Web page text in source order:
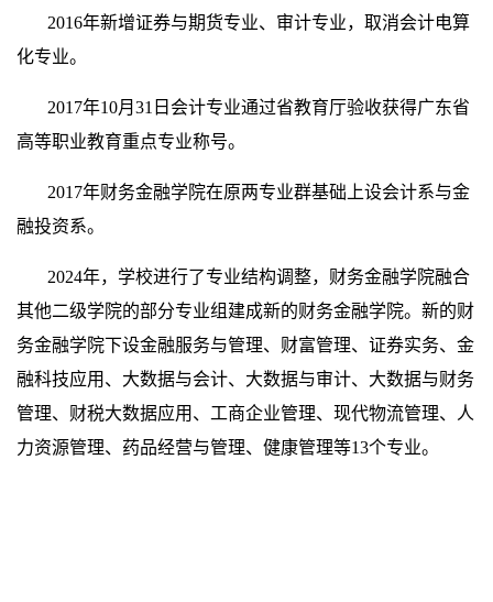
2016年新增证券与期货专业、审计专业，取消会计电算
化专业。
2017年10月31日会计专业通过省教育厅验收获得广东省
高等职业教育重点专业称号。
2017年财务金融学院在原两专业群基础上设会计系与金
融投资系。
2024年，学校进行了专业结构调整，财务金融学院融合
其他二级学院的部分专业组建成新的财务金融学院。新的财
务金融学院下设金融服务与管理、财富管理、证券实务、金
融科技应用、大数据与会计、大数据与审计、大数据与财务
管理、财税大数据应用、工商企业管理、现代物流管理、人
力资源管理、药品经营与管理、健康管理等13个专业。